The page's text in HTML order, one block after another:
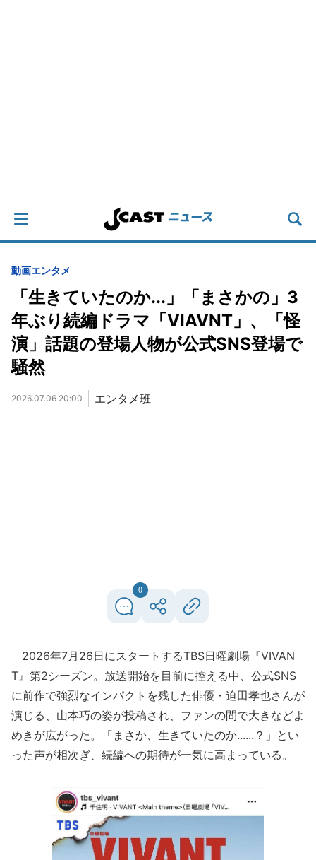
動画エンタメ
「生きていたのか...」「まさかの」3
年ぶり続編ドラマ「VIAVNT」、「怪
演」話題の登場人物が公式SNS登場で
騒然
2026.07.06 20:00 エンタメ班
0
2026年7月26日にスタートするTBS日曜劇場『VIVAN
T』第2シーズン。放送開始を目前に控える中、公式SNS
に前作で強烈なインパクトを残した俳優・迫田孝也さんが
演じる、山本巧の姿が投稿され、ファンの間で大きなどよ
めきが広がった。「まさか、生きていたのか......？」とい
った声が相次ぎ、続編への期待が一気に高まっている。